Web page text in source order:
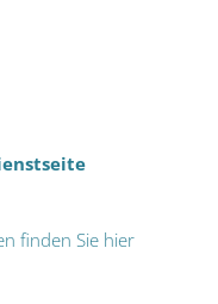
finden Sie hier